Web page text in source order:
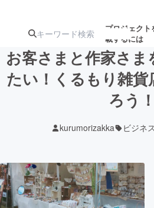
プロジェクト
載するには
注目の新着プロ
テクノロジー・ガジェット
お客さまと作家さ
たい！くるもり雑貨
ろう！
kurumorizakka ビジネ